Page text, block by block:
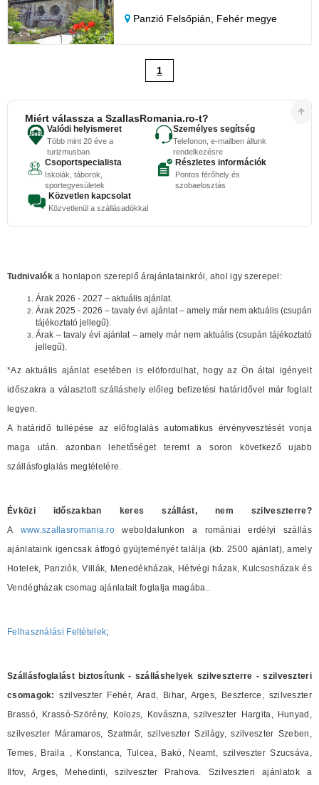
Panzió Felsőpián, Fehér megye
1
Miért válassza a SzallasRomania.ro-t?
Valódi helyismeret
Több mint 20 éve a
turizmusban
Személyes segítség
Telefonon, e-mailben állunk
rendelkezésre
Csoportspecialista
Iskolák, táborok,
sportegyesületek
Részletes információk
Pontos férőhely és
szobaelosztás
Közvetlen kapcsolat
Közvetlenül a szállásadókkal
Tudnivalók a honlapon szereplő árajánlatainkról, ahol igy szerepel:
Árak 2026 - 2027 – aktuális ajánlat.
Árak 2025 - 2026 – tavaly évi ajánlat – amely már nem aktuális (csupán
tájékoztató jellegű).
Árak – tavaly évi ajánlat – amely már nem aktuális (csupán tájékoztató
jellegű).
*Az aktuális ajánlat esetében is elöfordulhat, hogy az Ön által igényelt
időszakra a választott szálláshely előleg befizetési határidővel már foglalt
legyen.
A határidő tullépése az előfoglalás automatikus érvényvesztését vonja
maga után. azonban lehetőséget teremt a soron következő ujabb
szállásfoglalás megtételére.
Évközi időszakban keres szállást, nem szilveszterre?
A www.szallasromania.ro weboldalunkon a romániai erdélyi szállás
ajánlataink igencsak átfogó gyüjteményét találja (kb. 2500 ajánlat), amely
Hotelek, Panziók, Villák, Menedékházak, Hétvégi házak, Kulcsosházak és
Vendégházak csomag ajánlatait foglalja magába..
Felhasználási Feltételek;
Szállásfoglalást biztosítunk - szálláshelyek szilveszterre - szilveszteri
csomagok: szilveszter Fehér, Arad, Bihar, Arges, Beszterce, szilveszter
Brassó, Krassó-Szörény, Kolozs, Kovászna, szilveszter Hargita, Hunyad,
szilveszter Máramaros, Szatmár, szilveszter Szilágy, szilveszter Szeben,
Temes, Braila , Konstanca, Tulcea, Bakó, Neamt, szilveszter Szucsáva,
Ilfov, Arges, Mehedinti, szilveszter Prahova. Szilveszteri ajánlatok a